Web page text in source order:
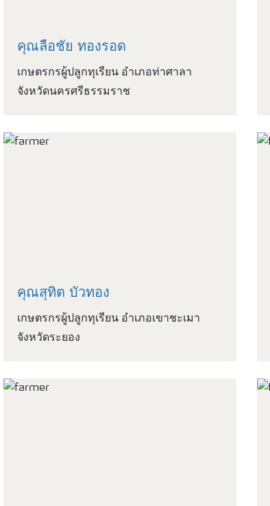
คุณลือชัย ทองรอด
เกษตรกรผู้ปลูกทุเรียน อำเภอท่าศาลา
จังหวัดนครศรีธรรมราช
คุณสุทิต บัวทอง
เกษตรกรผู้ปลูกทุเรียน อำเภอเขาชะเมา
จังหวัดระยอง